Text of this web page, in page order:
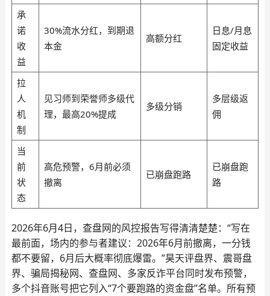
承
诺
收
益
30%流水分红，到期退
本金
高额分红
日息/月息
固定收益
拉
人
机
制
见习师到荣誉师多级代
理，最高20%提成
多级分销
多层级返
佣
当
前
状
态
高危预警，6月前必须
撤离
已崩盘跑路
已崩盘跑
路
2026年6月4日，查盘网的风控报告写得清清楚楚：“写在
最前面，场内的参与者建议：2026年6月前撤离，一分钱
都不要留，6月后大概率彻底爆雷。”昊天评盘界、震哥盘
界、骗局揭秘网、查盘网、多家反诈平台同时发布预警，
多个抖音账号把它列入“7个要跑路的资金盘”名单。所有预